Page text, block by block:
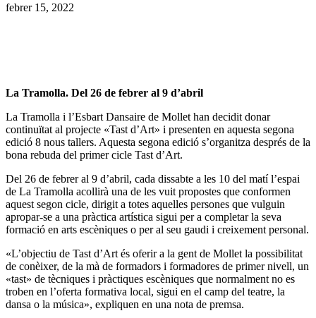
febrer 15, 2022
La Tramolla. Del 26 de febrer al 9 d’abril
La Tramolla i l’Esbart Dansaire de Mollet han decidit donar
continuïtat al projecte «Tast d’Art» i presenten en aquesta segona
edició 8 nous tallers. Aquesta segona edició s’organitza després de la
bona rebuda del primer cicle Tast d’Art.
Del 26 de febrer al 9 d’abril, cada dissabte a les 10 del matí l’espai
de La Tramolla acollirà una de les vuit propostes que conformen
aquest segon cicle, dirigit a totes aquelles persones que vulguin
apropar-se a una pràctica artística sigui per a completar la seva
formació en arts escèniques o per al seu gaudi i creixement personal.
«L’objectiu de Tast d’Art és oferir a la gent de Mollet la possibilitat
de conèixer, de la mà de formadors i formadores de primer nivell, un
«tast» de tècniques i pràctiques escèniques que normalment no es
troben en l’oferta formativa local, sigui en el camp del teatre, la
dansa o la música», expliquen en una nota de premsa.